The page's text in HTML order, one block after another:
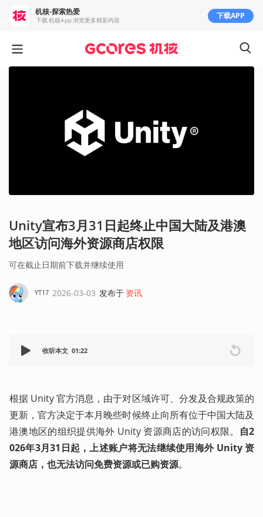
Unity宣布3月31日起终止中国大陆及港澳
地区访问海外资源商店权限
可在截止日期前下载并继续使用
YT17 2026-03-03 发布于 资讯
收听本文 01:22
根据 Unity 官方消息，由于对区域许可、分发及合规政策的
更新，官方决定于本月晚些时候终止向所有位于中国大陆及
港澳地区的组织提供海外 Unity 资源商店的访问权限。
自2
026年3月31日起，上述账户将无法继续使用海外 Unity 资
源商店，也无法访问免费资源或已购资源。
机核-探索热爱
下载 机核App 浏览更多精彩内容 下载APP